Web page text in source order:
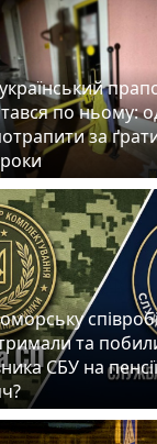
по ньому:
за
та
СБУ на